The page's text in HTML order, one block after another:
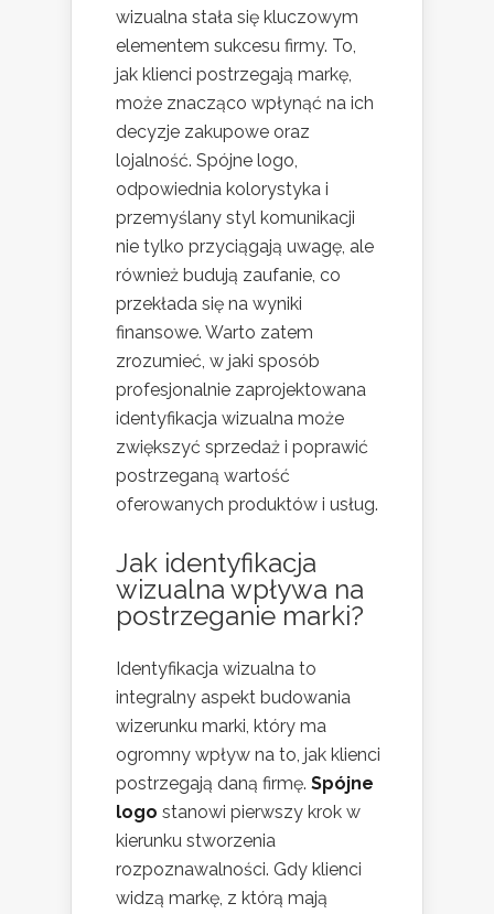
wizualna stała się kluczowym
elementem sukcesu firmy. To,
jak klienci postrzegają markę,
może znacząco wpłynąć na ich
decyzje zakupowe oraz
lojalność. Spójne logo,
odpowiednia kolorystyka i
przemyślany styl komunikacji
nie tylko przyciągają uwagę, ale
również budują zaufanie, co
przekłada się na wyniki
finansowe. Warto zatem
zrozumieć, w jaki sposób
profesjonalnie zaprojektowana
identyfikacja wizualna może
zwiększyć sprzedaż i poprawić
postrzeganą wartość
oferowanych produktów i usług.
Jak identyfikacja
wizualna wpływa na
postrzeganie marki?
Identyfikacja wizualna to
integralny aspekt budowania
wizerunku marki, który ma
ogromny wpływ na to, jak klienci
postrzegają daną firmę. Spójne
logo stanowi pierwszy krok w
kierunku stworzenia
rozpoznawalności. Gdy klienci
widzą markę, z którą mają